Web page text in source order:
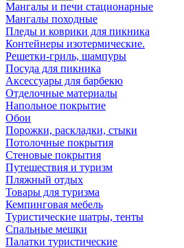
Мангалы и печи стационарные
Мангалы походные
Пледы и коврики для пикника
Контейнеры изотермические.
Решетки-гриль, шампуры
Посуда для пикника
Аксессуары для барбекю
Отделочные материалы
Напольное покрытие
Обои
Порожки, раскладки, стыки
Потолочные покрытия
Стеновые покрытия
Путешествия и туризм
Пляжный отдых
Товары для туризма
Кемпинговая мебель
Туристические шатры, тенты
Спальные мешки
Палатки туристические